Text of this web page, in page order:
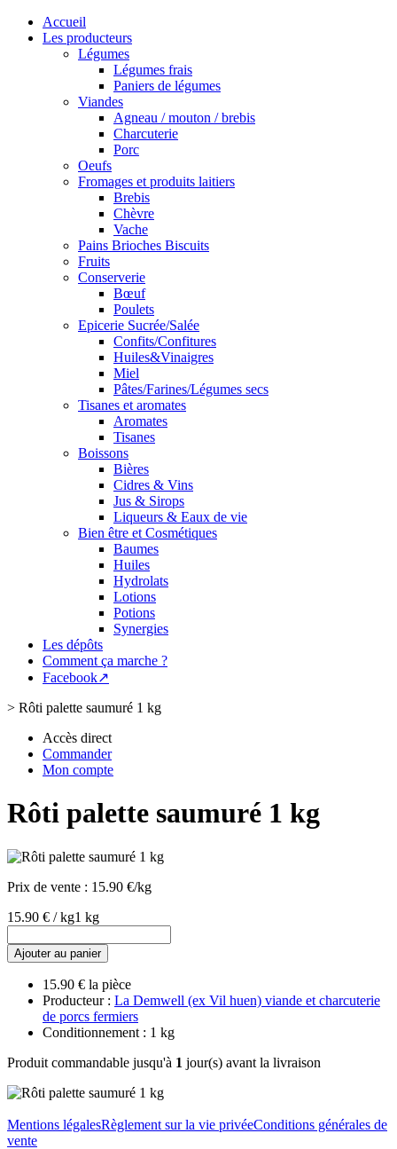
Accueil
Les producteurs
Légumes
Légumes frais
Paniers de légumes
Viandes
Agneau / mouton / brebis
Charcuterie
Porc
Oeufs
Fromages et produits laitiers
Brebis
Chèvre
Vache
Pains Brioches Biscuits
Fruits
Conserverie
Bœuf
Poulets
Epicerie Sucrée/Salée
Confits/Confitures
Huiles&Vinaigres
Miel
Pâtes/Farines/Légumes secs
Tisanes et aromates
Aromates
Tisanes
Boissons
Bières
Cidres & Vins
Jus & Sirops
Liqueurs & Eaux de vie
Bien être et Cosmétiques
Baumes
Huiles
Hydrolats
Lotions
Potions
Synergies
Les dépôts
Comment ça marche ?
Facebook↗
> Rôti palette saumuré 1 kg
Accès direct
Commander
Mon compte
Rôti palette saumuré 1 kg
Prix de vente : 15.90 €/kg
15.90 € / kg1 kg
Ajouter au panier
15.90 € la pièce
Producteur : La Demwell (ex Vil huen) viande et charcuterie
de porcs fermiers
Conditionnement : 1 kg
Produit commandable jusqu'à 1 jour(s) avant la livraison
Mentions légalesRèglement sur la vie privéeConditions générales de
vente